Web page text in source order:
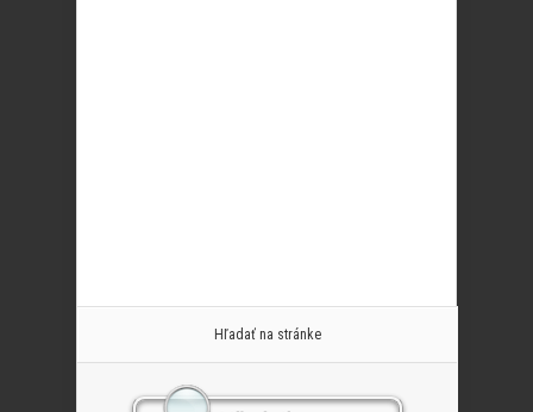
Hľadať na stránke